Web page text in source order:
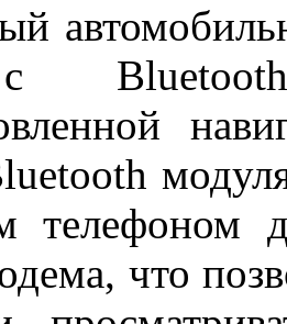
модуля
телефоном
что